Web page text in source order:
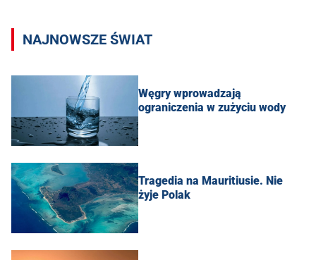
NAJNOWSZE ŚWIAT
Węgry wprowadzają
ograniczenia w zużyciu wody
Tragedia na Mauritiusie. Nie
żyje Polak